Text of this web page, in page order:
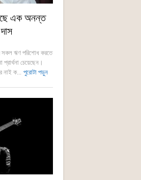
এক অনন্ত
সকল ঋণ পরিশোধ করতে
চেয়েছেন।
নাই ক... পুরোটা পড়ুন